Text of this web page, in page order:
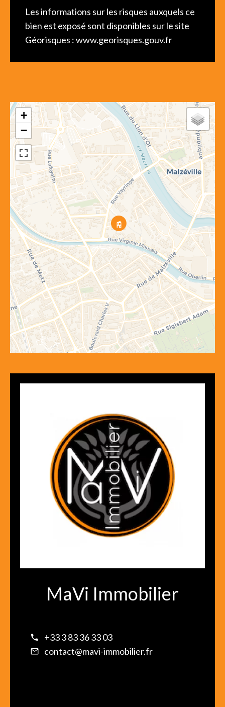
Les informations sur les risques auxquels ce
bien est exposé sont disponibles sur le site
Géorisques : www.georisques.gouv.fr
+
−
MaVi Immobilier
+33 3 83 36 33 03
contact@mavi-immobilier.fr